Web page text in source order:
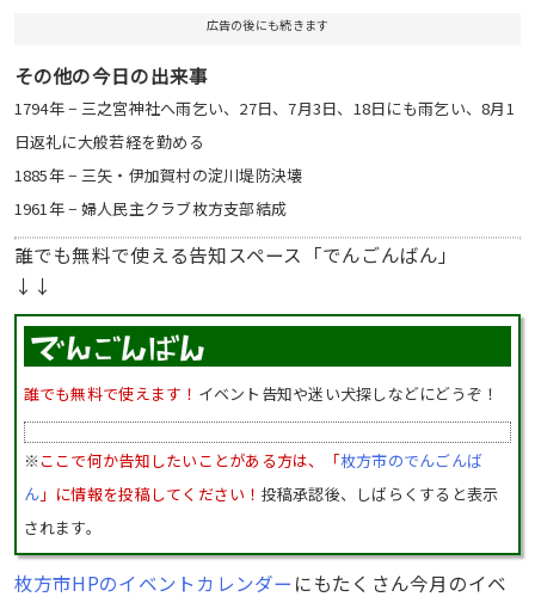
広告の後にも続きます
その他の今日の出来事
1794年 − 三之宮神社へ雨乞い、27日、7月3日、18日にも雨乞い、8月1
日返礼に大般若経を勤める
1885年 − 三矢・伊加賀村の淀川堤防決壊
1961年 − 婦人民主クラブ枚方支部結成
誰でも無料で使える告知スペース「でんごんばん」
↓↓
誰でも無料で使えます！ イベント告知や迷い犬探しなどにどうぞ！
※ ここで何か告知したいことがある方は、「枚方市のでんごんば
ん」に情報を投稿してください！ 投稿承認後、しばらくすると表示
されます。
枚方市HPのイベントカレンダー にもたくさん今月のイベ